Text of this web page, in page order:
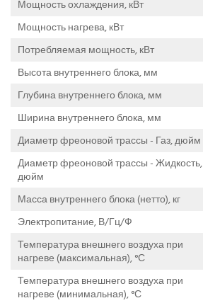
Мощность охлаждения, кВт
Мощность нагрева, кВт
Потребляемая мощность, кВт
Высота внутреннего блока, мм
Глубина внутреннего блока, мм
Ширина внутреннего блока, мм
Диаметр фреоновой трассы - Газ, дюйм
Диаметр фреоновой трассы - Жидкость,
дюйм
Масса внутреннего блока (нетто), кг
Электропитание, В/Гц/Ф
Температура внешнего воздуха при
нагреве (максимальная), °С
Температура внешнего воздуха при
нагреве (минимальная), °С